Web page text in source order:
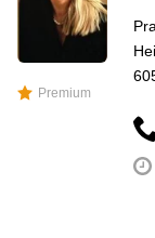
Premium